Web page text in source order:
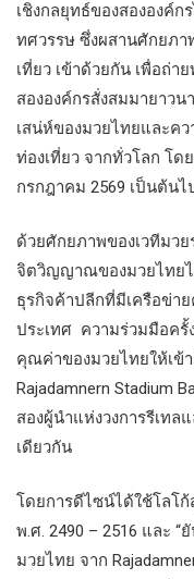
เชิงกลยุทธ์ของสององค์
ทศวรรษ ซึ่งผสานศักยภ
เที่ยว เข้าด้วยกัน เพื่อถ่
สององค์กรสั่งสมมายาว
เสน่ห์ของมวยไทยและค
ท่องเที่ยว จากทั่วโลก โด
กรกฎาคม 2569 เป็นต้นไ
ด้วยศักยภาพของเวทีมว
จิตวิญญาณของมวยไทยไ
ธุรกิจค้าปลีกที่มีเครือข่า
ประเทศ ความร่วมมือครั้
คุณค่าของมวยไทยให้เข้า
Rajadamnern Stadium
สองผู้นำแห่งวงการรีเทล
เดียวกัน
โดยการดีไซน์ได้ใช้โลโ
พ.ศ. 2490 – 2516 และ
มวยไทย จาก